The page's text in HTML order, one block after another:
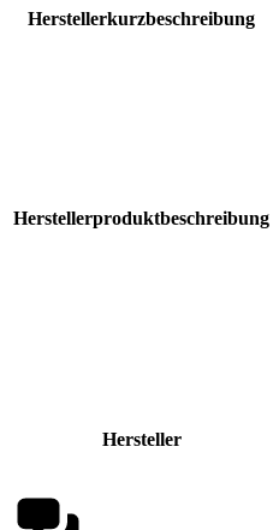
Herstellerkurzbeschreibung
Herstellerproduktbeschreibung
Hersteller